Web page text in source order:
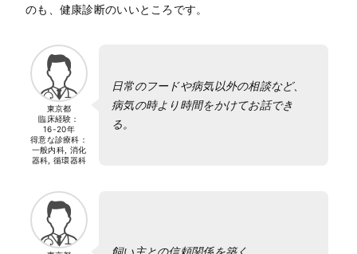
のも、健康診断のいいところです。
東京都
臨床経験：
16-20年
得意な診療科：
一般内科, 消化
器科, 循環器科
日常のフードや病気以外の相談など、
病気の時より時間をかけてお話でき
る。
飼い主との信頼関係を築く。